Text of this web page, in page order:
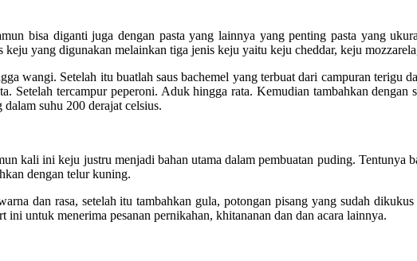
bisa diganti juga dengan pasta yang lainnya yang penting pasta yang
yang digunakan melainkan tiga jenis keju yaitu keju cheddar, keju
wangi. Setelah itu buatlah saus bachemel yang terbuat dari campuran terigu
Setelah tercampur peperoni. Aduk hingga rata. Kemudian tambahkan
suhu 200 derajat celsius.
kali ini keju justru menjadi bahan utama dalam pembuatan puding. Tentunya
dengan telur kuning.
dan rasa, setelah itu tambahkan gula, potongan pisang yang sudah
untuk menerima pesanan pernikahan, khitananan dan dan acara lainnya.